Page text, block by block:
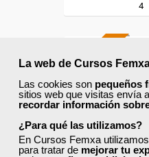
La web de Cursos
Las cookies son pequeños
sitios web que visitas envía
recordar información
¿Para qué las utilizamos?
En Cursos Femxa
para tratar de mejorar tu
4
TÍTULO OFICIAL